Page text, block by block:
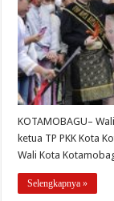
KOTAMOBAGU–
ketua TP PKK Kota
Wali Kota
Selengkapnya »